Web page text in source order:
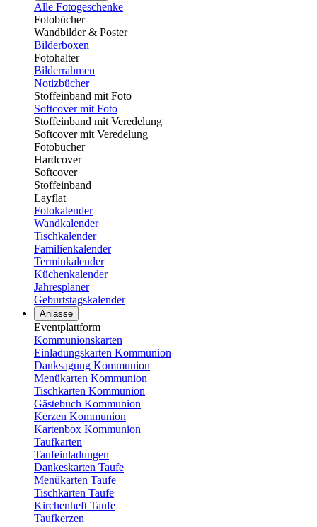
Alle Fotogeschenke
Fotobücher
Wandbilder & Poster
Bilderboxen
Fotohalter
Bilderrahmen
Notizbücher
Stoffeinband mit Foto
Softcover mit Foto
Stoffeinband mit Veredelung
Softcover mit Veredelung
Fotobücher
Hardcover
Softcover
Stoffeinband
Layflat
Fotokalender
Wandkalender
Tischkalender
Familienkalender
Terminkalender
Küchenkalender
Jahresplaner
Geburtstagskalender
Anlässe
Eventplattform
Kommunionskarten
Einladungskarten Kommunion
Danksagung Kommunion
Menükarten Kommunion
Tischkarten Kommunion
Gästebuch Kommunion
Kerzen Kommunion
Kartenbox Kommunion
Taufkarten
Taufeinladungen
Dankeskarten Taufe
Menükarten Taufe
Tischkarten Taufe
Kirchenheft Taufe
Taufkerzen